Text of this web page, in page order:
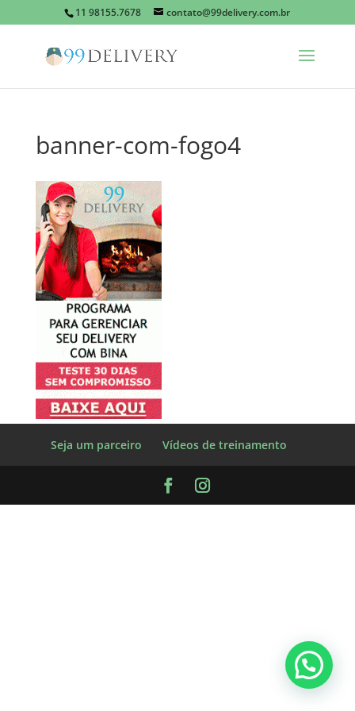
11 98155.7678 contato@99delivery.com.br
banner-com-fogo4
Seja um parceiro Vídeos de treinamento